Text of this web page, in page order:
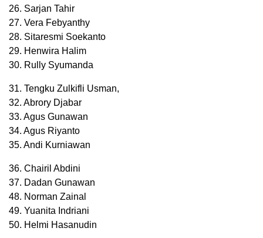
26. Sarjan Tahir
27. Vera Febyanthy
28. Sitaresmi Soekanto
29. Henwira Halim
30. Rully Syumanda
31. Tengku Zulkifli Usman,
32. Abrory Djabar
33. Agus Gunawan
34. Agus Riyanto
35. Andi Kurniawan
36. Chairil Abdini
37. Dadan Gunawan
48. Norman Zainal
49. Yuanita Indriani
50. Helmi Hasanudin